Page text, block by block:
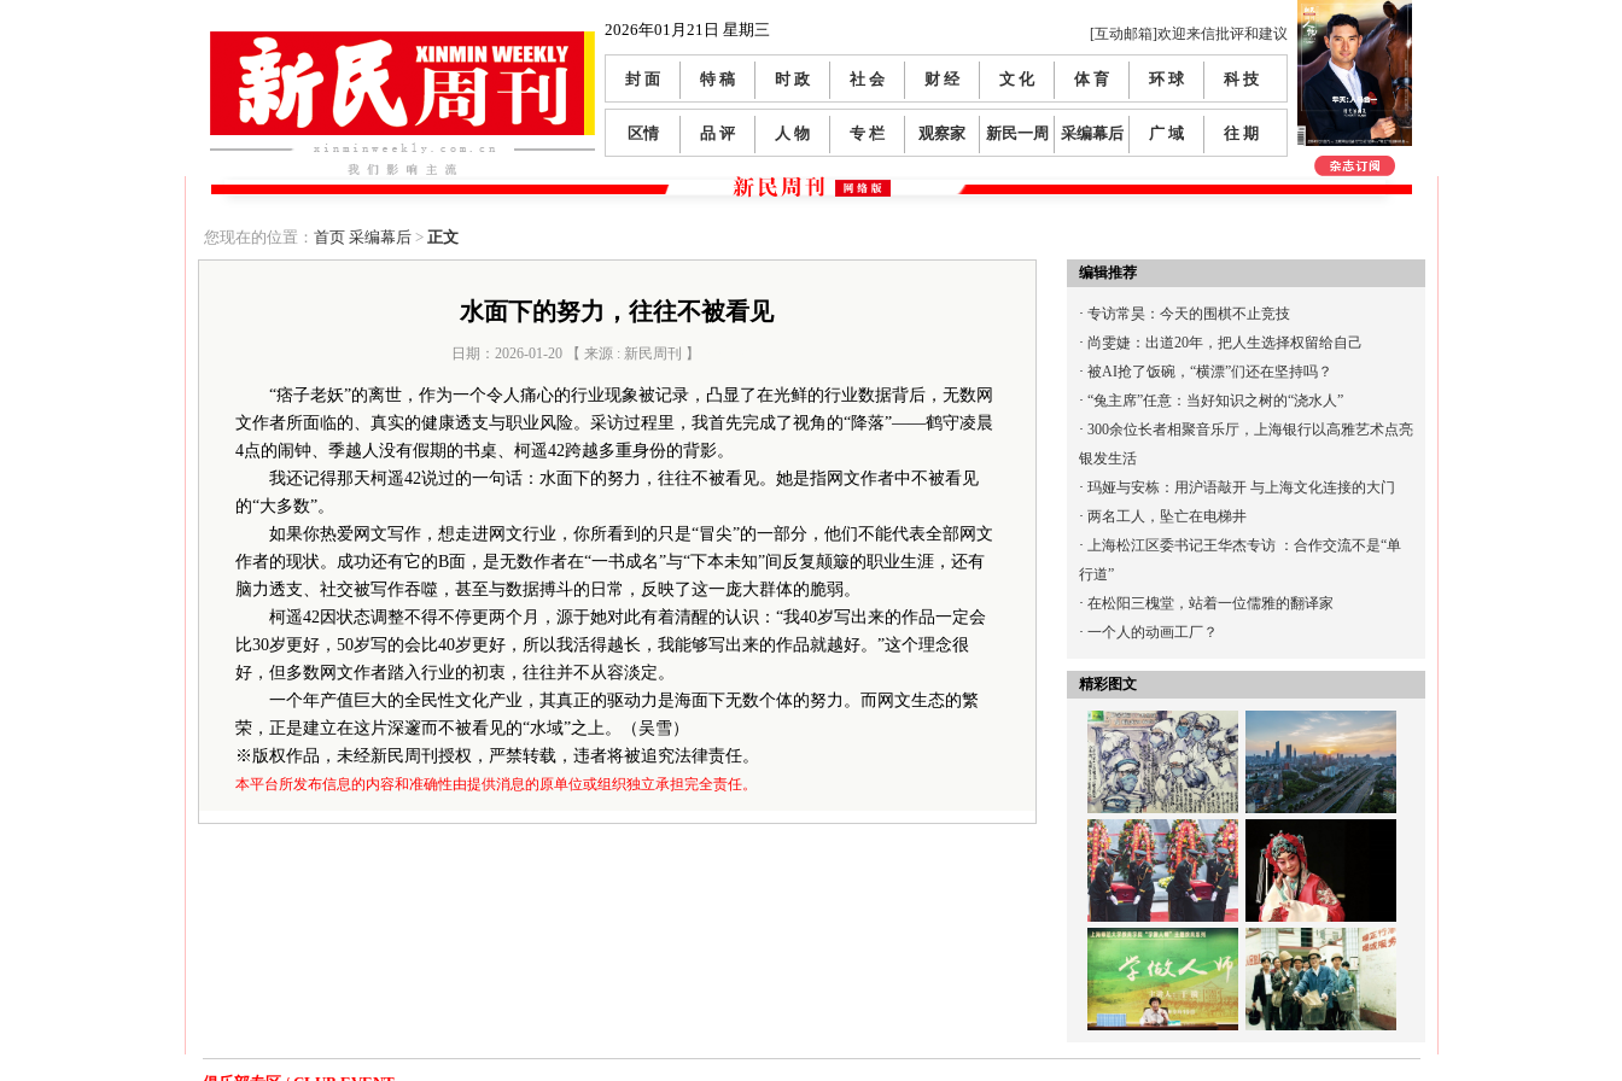
2026年01月21日 星期三 [互动邮箱]欢迎来信批评和建议
封 面 特 稿 时 政 社 会 财 经 文 化 体 育 环 球 科 技
区情 品 评 人 物 专 栏 观察家 新民一周 采编幕后 广 域 往 期
您现在的位置： 首页 采编幕后> 正文
水面下的努力，往往不被看见
日期：2026-01-20 【 来源 : 新民周刊 】
“痞子老妖”的离世，作为一个令人痛心的行业现象被记录，凸显了在光鲜的行业数据背后，无数网
文作者所面临的、真实的健康透支与职业风险。采访过程里，我首先完成了视角的“降落”——鹤守凌晨
4点的闹钟、季越人没有假期的书桌、柯遥42跨越多重身份的背影。
我还记得那天柯遥42说过的一句话：水面下的努力，往往不被看见。她是指网文作者中不被看见
的“大多数”。
如果你热爱网文写作，想走进网文行业，你所看到的只是“冒尖”的一部分，他们不能代表全部网文
作者的现状。成功还有它的B面，是无数作者在“一书成名”与“下本未知”间反复颠簸的职业生涯，还有
脑力透支、社交被写作吞噬，甚至与数据搏斗的日常，反映了这一庞大群体的脆弱。
柯遥42因状态调整不得不停更两个月，源于她对此有着清醒的认识：“我40岁写出来的作品一定会
比30岁更好，50岁写的会比40岁更好，所以我活得越长，我能够写出来的作品就越好。”这个理念很
好，但多数网文作者踏入行业的初衷，往往并不从容淡定。
一个年产值巨大的全民性文化产业，其真正的驱动力是海面下无数个体的努力。而网文生态的繁
荣，正是建立在这片深邃而不被看见的“水域”之上。（吴雪）
※ 版权作品，未经新民周刊授权，严禁转载，违者将被追究法律责任。
本平台所发布信息的内容和准确性由提供消息的原单位或组织独立承担完全责任。
编辑推荐
· 专访常昊：今天的围棋不止竞技
· 尚雯婕：出道20年，把人生选择权留给自己
· 被AI抢了饭碗，“横漂”们还在坚持吗？
· “兔主席”任意：当好知识之树的“浇水人”
· 300余位长者相聚音乐厅，上海银行以高雅艺术点亮
银发生活
· 玛娅与安栋：用沪语敲开 与上海文化连接的大门
· 两名工人，坠亡在电梯井
· 上海松江区委书记王华杰专访 ：合作交流不是“单
行道”
· 在松阳三槐堂，站着一位儒雅的翻译家
· 一个人的动画工厂？
精彩图文